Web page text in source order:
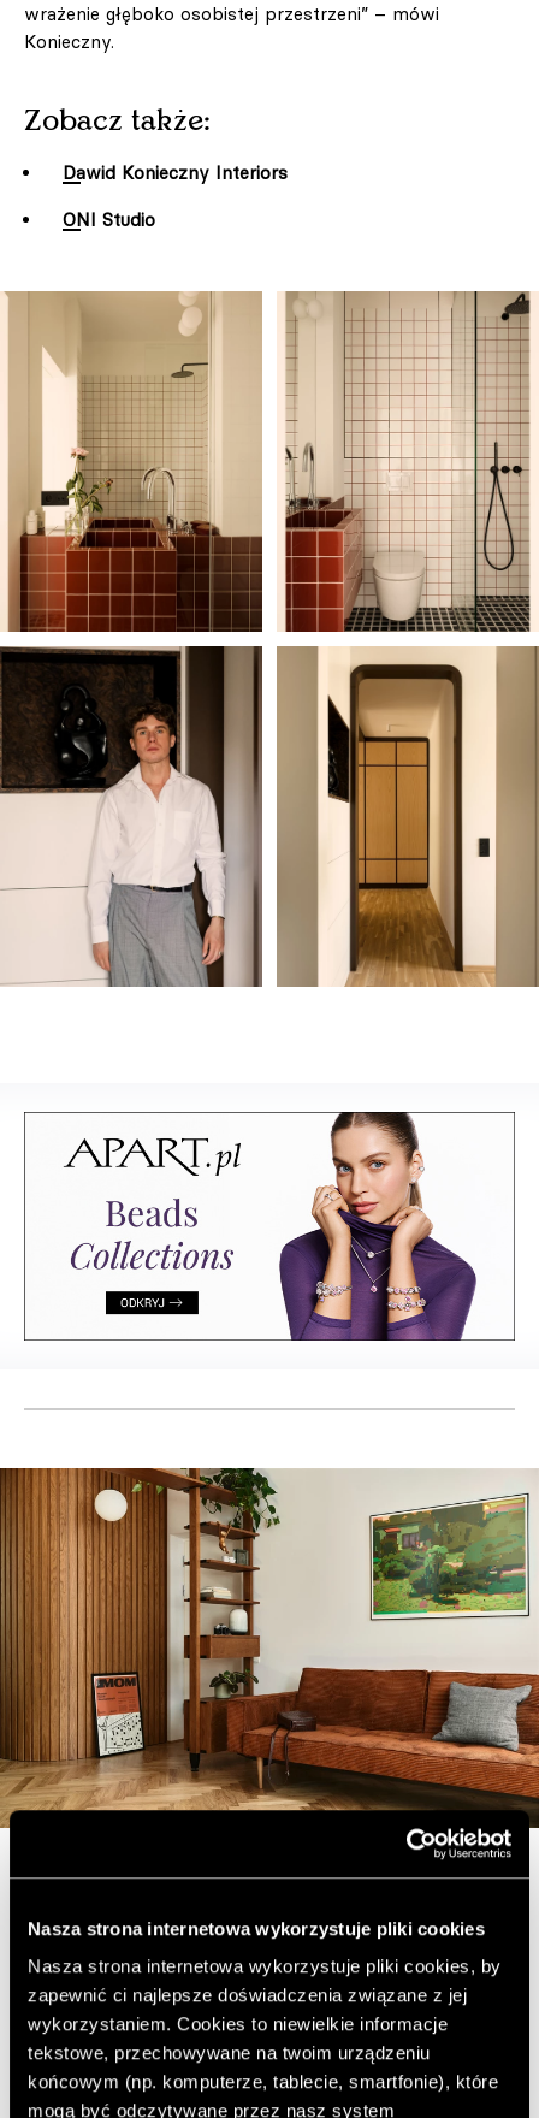
Nasza strona internetowa wykorzystuje pliki cookies
Nasza strona internetowa wykorzystuje pliki cookies, by
zapewnić ci najlepsze doświadczenia związane z jej
wykorzystaniem. Cookies to niewielkie informacje
tekstowe, przechowywane na twoim urządzeniu
końcowym (np. komputerze, tablecie, smartfonie), które
mogą być odczytywane przez nasz system
wrażenie głęboko osobistej przestrzeni” – mówi
Konieczny.
Zobacz także:
Dawid Konieczny Interiors
ONI Studio
Gra brązów i rudości
Warszawa
Mieszkanie, które dziś Wam prezentujemy, znajduje się